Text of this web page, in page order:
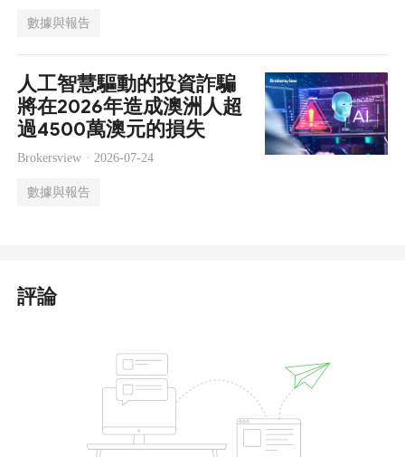
數據與報告
人工智慧驅動的投資詐騙
將在2026年造成澳洲人超
過4500萬澳元的損失
Brokersview · 2026-07-24
數據與報告
評論